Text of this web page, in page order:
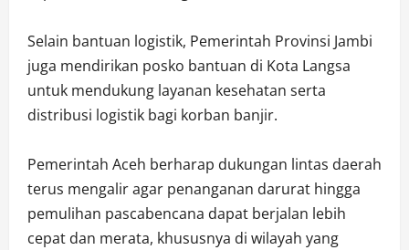
‎Selain bantuan logistik, Pemerintah Provinsi Jambi
juga mendirikan posko bantuan di Kota Langsa
untuk mendukung layanan kesehatan serta
distribusi logistik bagi korban banjir.
‎Pemerintah Aceh berharap dukungan lintas daerah
terus mengalir agar penanganan darurat hingga
pemulihan pascabencana dapat berjalan lebih
cepat dan merata, khususnya di wilayah yang